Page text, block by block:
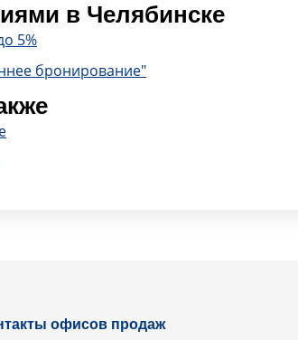
в Челябинске
5%
бронирование"
офисов продаж